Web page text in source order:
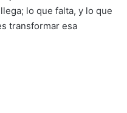
lo que falta, y lo que
transformar esa